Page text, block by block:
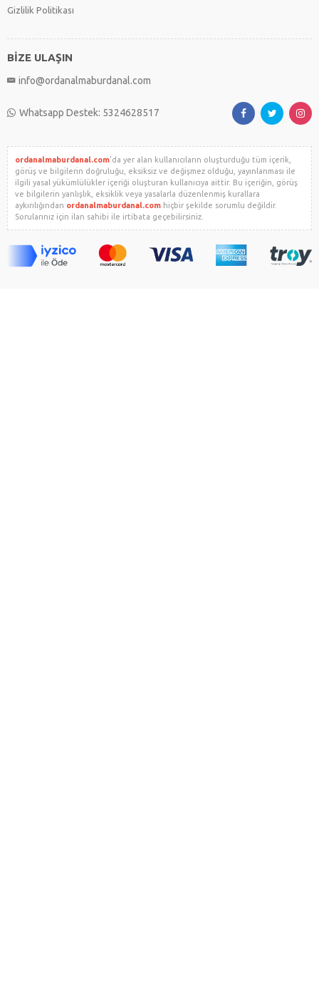
Gizlilik Politikası
BİZE ULAŞIN
info@ordanalmaburdanal.com
Whatsapp Destek: 5324628517
ordanalmaburdanal.com'da yer alan kullanıcıların oluşturduğu tüm içerik,
görüş ve bilgilerin doğruluğu, eksiksiz ve değişmez olduğu, yayınlanması ile
ilgili yasal yükümlülükler içeriği oluşturan kullanıcıya aittir. Bu içeriğin, görüş
ve bilgilerin yanlışlık, eksiklik veya yasalarla düzenlenmiş kurallara
aykırılığından ordanalmaburdanal.com hiçbir şekilde sorumlu değildir.
Sorularınız için ilan sahibi ile irtibata geçebilirsiniz.